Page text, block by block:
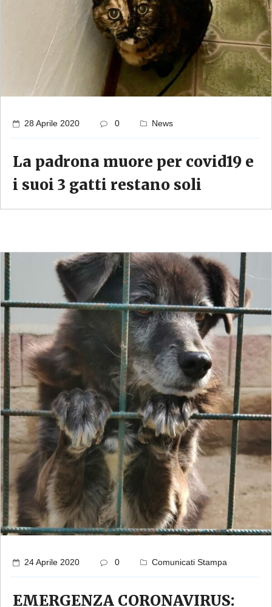
28 Aprile 2020 0 News
La padrona muore per covid19 e
i suoi 3 gatti restano soli
24 Aprile 2020 0 Comunicati Stampa
EMERGENZA CORONAVIRUS: